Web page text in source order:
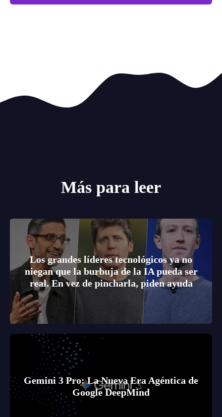
Más para leer
Los grandes líderes tecnológicos ya no
niegan que la burbuja de la IA pueda ser
real. En vez de pincharla, piden ayuda
Gemini 3 Pro: La Nueva Era Agéntica de
Google DeepMind